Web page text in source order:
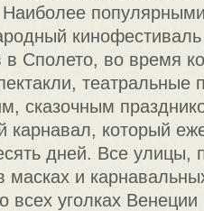
Сполето, во время
театральные
сказочным
карнавал, который
дней. Все улицы,
и
всех уголках Венеции